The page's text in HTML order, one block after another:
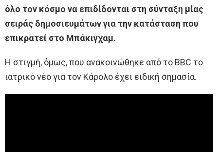
όλο τον κόσμο να επιδίδονται στη σύνταξη μίας
σειράς δημοσιευμάτων για την κατάσταση που
επικρατεί στο Μπάκιγχαμ.
Η στιγμή, όμως, που ανακοινώθηκε από το BBC το
ιατρικό νέο για τον Κάρολο έχει ειδική σημασία.